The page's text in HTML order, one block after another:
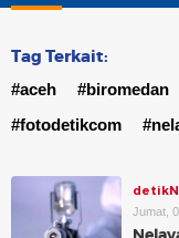
Tag Terkait:
#aceh #biromedan
#fotodetikcom
Jumat,